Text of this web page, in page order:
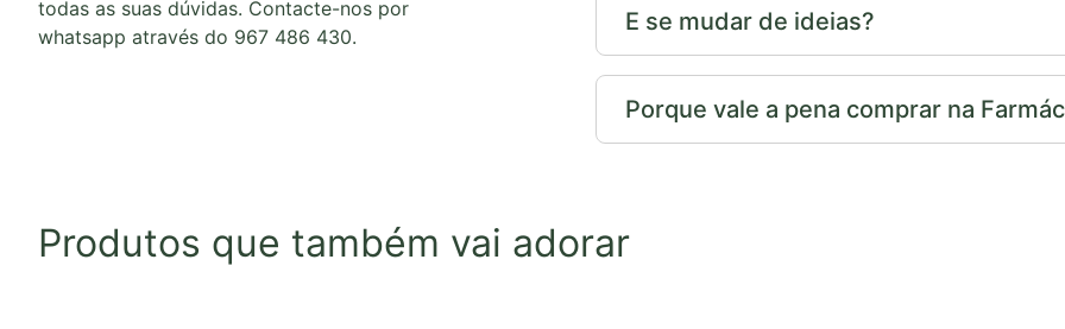
todas as suas dúvidas. Contacte-nos por
whatsapp através do 967 486 430.
E se mudar de ideias?
Porque vale a pena comprar na
Produtos que também vai adorar